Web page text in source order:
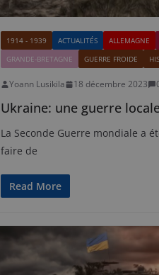
1914 - 1939 ACTUALITÉS ALLEMAGNE
GRANDE-BRETAGNE
GUERRE FROIDE
Yoann Lusikila 18 décembre 2023
Ukraine: une guerre
La Seconde Guerre mondiale a
faire de
Read More